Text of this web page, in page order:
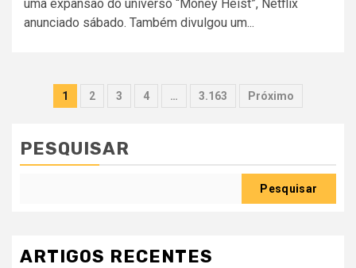
uma expansão do universo “Money Heist”, Netflix
anunciado sábado. Também divulgou um...
Paginação
conteúdos
1 2 3 4 … 3.163 Próximo
PESQUISAR
Pesquisar
ARTIGOS RECENTES